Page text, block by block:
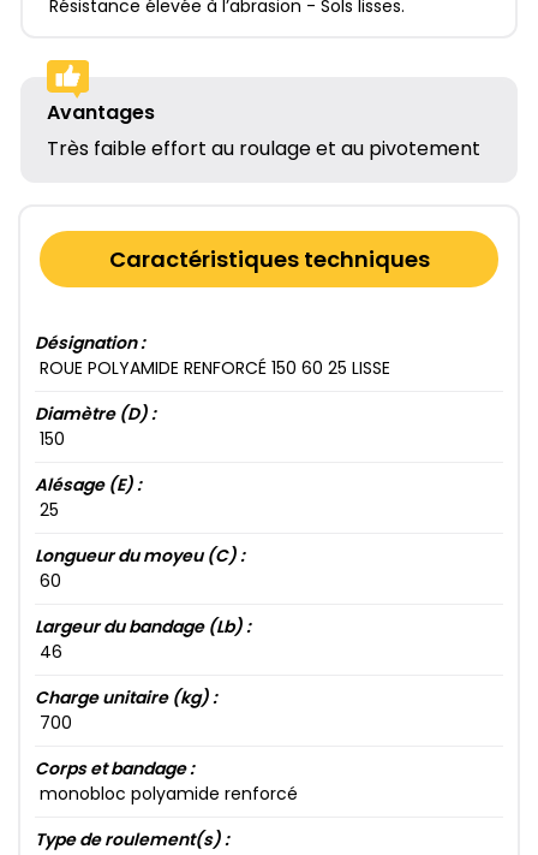
Résistance élevée à l’abrasion - Sols lisses.
Avantages
Très faible effort au roulage et au pivotement
Caractéristiques techniques
Désignation :
ROUE POLYAMIDE RENFORCÉ 150​ 60​ 25​ LISSE
Diamètre (D) :
150​
Alésage (E) :
25​
Longueur du moyeu (C) :
60​
Largeur du bandage (Lb) :
46​
Charge unitaire (kg) :
700​
Corps et bandage :
monobloc polyamide renforcé
Type de roulement(s) :